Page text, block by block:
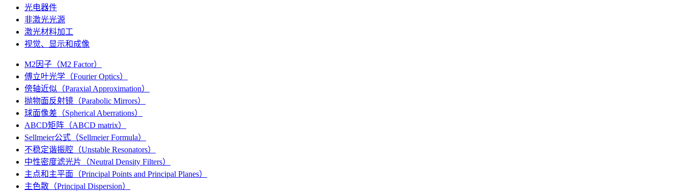
光电器件
非激光光源
激光材料加工
视觉、显示和成像
M2因子（M2 Factor）
傅立叶光学（Fourier Optics）
傍轴近似（Paraxial Approximation）
抛物面反射镜（Parabolic Mirrors）
球面像差（Spherical Aberrations）
ABCD矩阵（ABCD matrix）
Sellmeier公式（Sellmeier Formula）
不稳定谐振腔（Unstable Resonators）
中性密度滤光片（Neutral Density Filters）
主点和主平面（Principal Points and Principal Planes）
主色散（Principal Dispersion）